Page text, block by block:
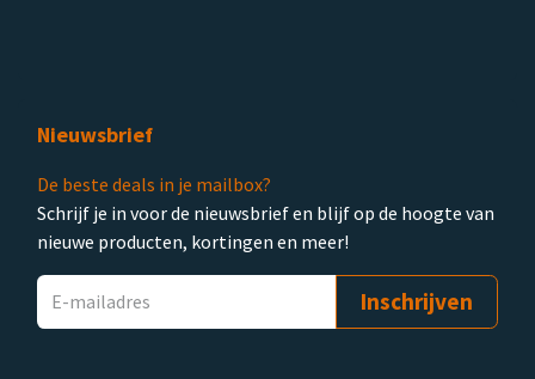
Nieuwsbrief
De beste deals in je mailbox?
Schrijf je in voor de nieuwsbrief en blijf op de hoogte van
nieuwe producten, kortingen en meer!
Inschrijven